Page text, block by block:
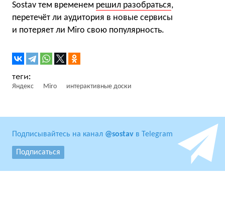
Sostav тем временем решил разобраться,
перетечёт ли аудитория в новые сервисы
и потеряет ли Miro свою популярность.
Яндекс Miro интерактивные доски
Подписывайтесь на канал @sostav в Telegram
Подписаться